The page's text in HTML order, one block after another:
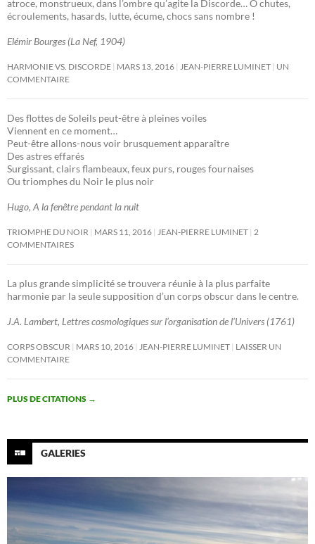
atroce, monstrueux, dans l’ombre qu’agite la Discorde… Ô chutes,
écroulements, hasards, lutte, écume, chocs sans nombre !
Elémir Bourges (La Nef, 1904)
HARMONIE VS. DISCORDE MARS 13, 2016 JEAN-PIERRE LUMINET UN
COMMENTAIRE
Des flottes de Soleils peut-être à pleines voiles
Viennent en ce moment…
Peut-être allons-nous voir brusquement apparaître
Des astres effarés
Surgissant, clairs flambeaux, feux purs, rouges fournaises
Ou triomphes du Noir le plus noir
Hugo, A la fenêtre pendant la nuit
TRIOMPHE DU NOIR MARS 11, 2016 JEAN-PIERRE LUMINET 2
COMMENTAIRES
La plus grande simplicité se trouvera réunie à la plus parfaite
harmonie par la seule supposition d’un corps obscur dans le centre.
J.A. Lambert, Lettres cosmologiques sur l’organisation de l’Univers (1761)
CORPS OBSCUR MARS 10, 2016 JEAN-PIERRE LUMINET LAISSER UN
COMMENTAIRE
PLUS DE CITATIONS →
GALERIES